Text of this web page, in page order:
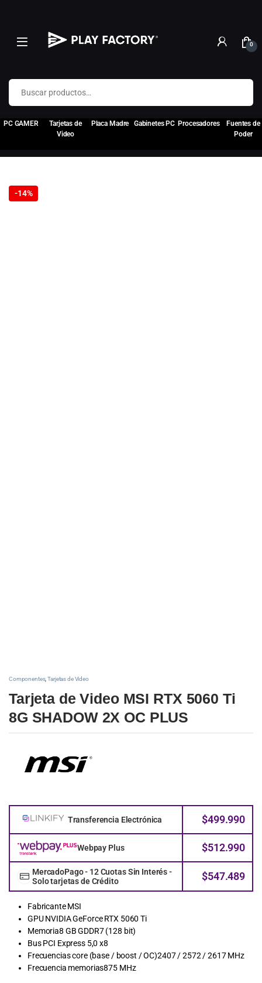
0
Buscar por:
PC GAMER
Tarjetas de
Video
Placa Madre Gabinetes PC Procesadores
Fuentes de
Poder
-14%
Componentes,Tarjetas de Video
Tarjeta de Video MSI RTX 5060 Ti
8G SHADOW 2X OC PLUS
Transferencia Electrónica $499.990
Webpay Plus $512.990
MercadoPago - 12 Cuotas Sin Interés -
Solo tarjetas de Crédito
$547.489
Fabricante MSI
GPU NVIDIA GeForce RTX 5060 Ti
Memoria8 GB GDDR7 (128 bit)
Bus PCI Express 5,0 x8
Frecuencias core (base / boost / OC)2407 / 2572 / 2617 MHz
Frecuencia memorias875 MHz